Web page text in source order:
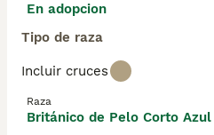
En adopcion
Tipo de raza
Incluir cruces
Raza
Británico de Pelo Corto Azul